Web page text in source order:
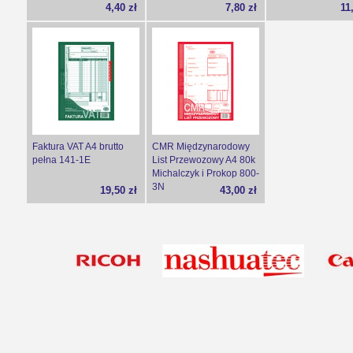
4,40 zł 7,80 zł
Faktura VAT A4 brutto
pełna 141-1E
19,50 zł
CMR Międzynarodowy
List Przewozowy A4 80k
Michalczyk i Prokop 800-
3N
43,00 zł